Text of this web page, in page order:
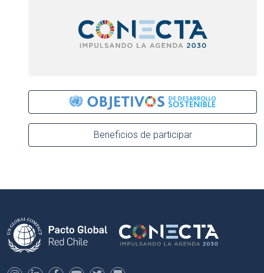
Beneficios de participar